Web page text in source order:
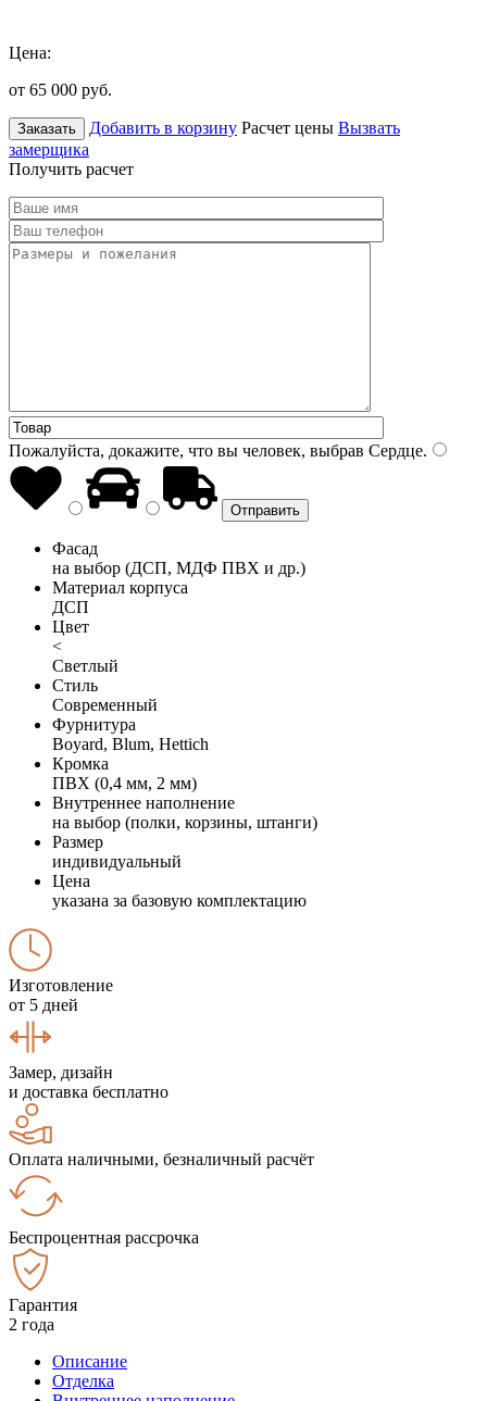
Цена:
от 65 000 руб.
Заказать Добавить в корзину Расчет цены Вызвать
замерщика
Получить расчет
Пожалуйста, докажите, что вы человек, выбрав Сердце.
Фасад
на выбор (ДСП, МДФ ПВХ и др.)
Материал корпуса
ДСП
Цвет
<
Светлый
Стиль
Современный
Фурнитура
Boyard, Blum, Hettich
Кромка
ПВХ (0,4 мм, 2 мм)
Внутреннее наполнение
на выбор (полки, корзины, штанги)
Размер
индивидуальный
Цена
указана за базовую комплектацию
Изготовление
от 5 дней
Замер, дизайн
и доставка бесплатно
Оплата наличными, безналичный расчёт
Беспроцентная рассрочка
Гарантия
2 года
Описание
Отделка